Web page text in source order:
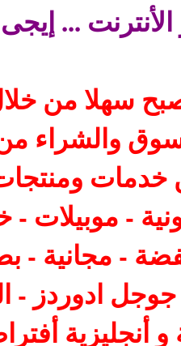
...
سهلا من
والشراء من
خدمات
- موبيلات -
- مجانية -
جوجل ادوردز
أنجليزية